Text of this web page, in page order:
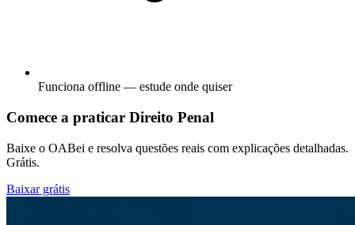
Funciona offline — estude onde quiser
Comece a praticar Direito Penal
Baixe o OABei e resolva questões reais com explicações detalhadas.
Grátis.
Baixar grátis